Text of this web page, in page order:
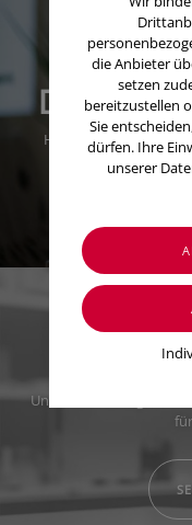
die Anbieter
setzen
bereitzustellen
Sie
dürfen. Ihre
unserer
Hier finden Sie
unsere
Unser fachkundiges